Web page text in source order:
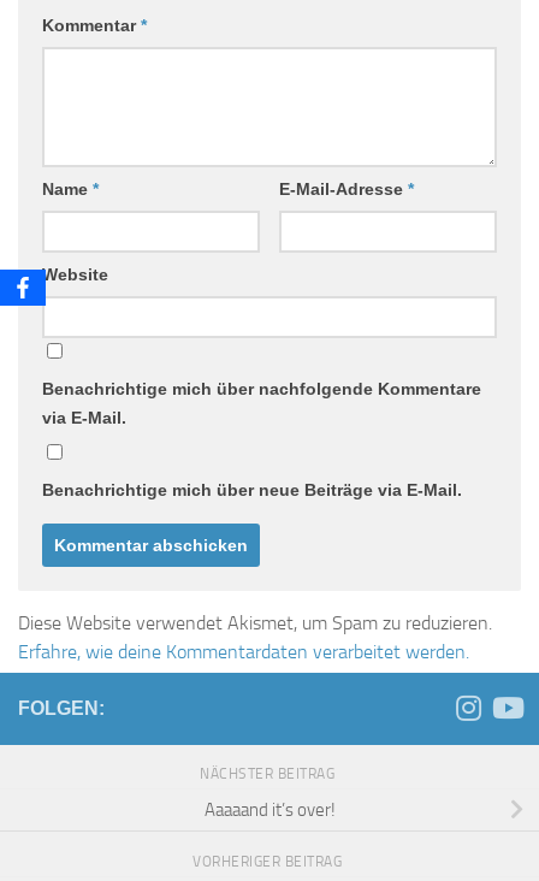
Kommentar*
Name * E-Mail-Adresse *
Website
Benachrichtige mich über nachfolgende Kommentare
via E-Mail.
Benachrichtige mich über neue Beiträge via E-Mail.
Diese Website verwendet Akismet, um Spam zu reduzieren.
Erfahre, wie deine Kommentardaten verarbeitet werden.
FOLGEN:
NÄCHSTER BEITRAG
Aaaaand it’s over!
VORHERIGER BEITRAG